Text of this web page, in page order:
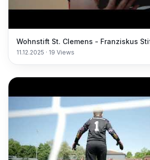
Wohnstift St. Clemens - Franziskus
11.12.2025 · 19 Views